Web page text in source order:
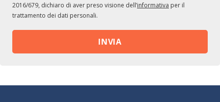
2016/679, dichiaro di aver preso visione dell’informativa per il
trattamento dei dati personali.